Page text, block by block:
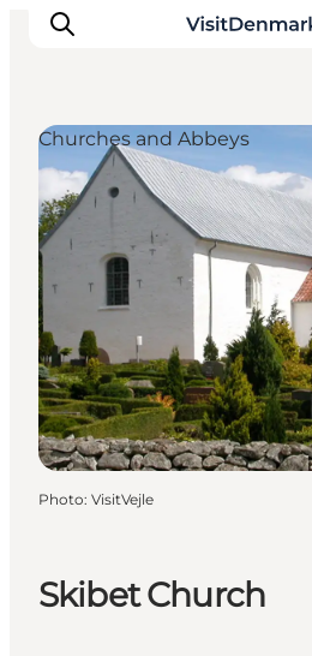
Inspirations
Destinations
Quoi faire
Hébergements
Planifiez votre voyage
Skibet Church
Churches and Abbeys
Photo: VisitVejle